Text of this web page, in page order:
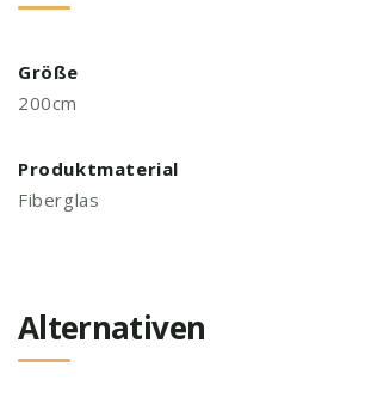
Größe
200cm
Produktmaterial
Fiberglas
Alternativen